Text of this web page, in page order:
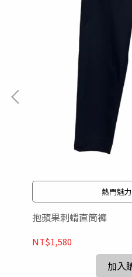
熱門魅
抱蘋果刺蝟直筒褲
NT$1,580
加入